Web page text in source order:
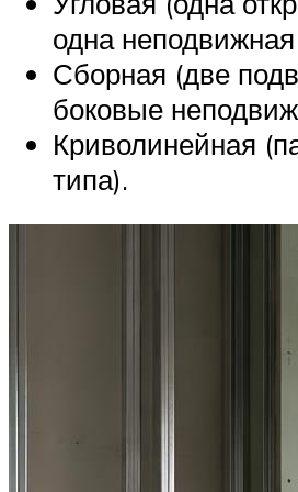
одна
Сборная (две
боковые
Криволинейная
типа).